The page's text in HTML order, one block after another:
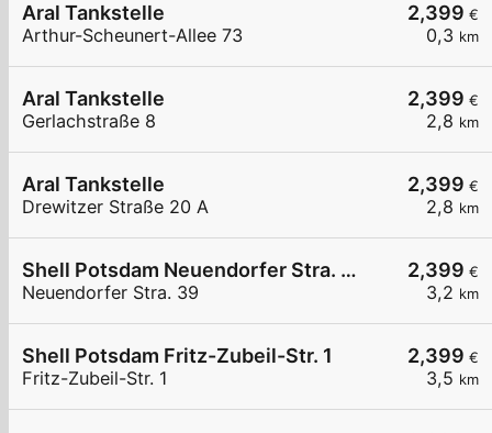
2,399 €
0,3 km
Aral Tankstelle
Arthur-Scheunert-Allee 73
2,399 €
2,8 km
Aral Tankstelle
Gerlachstraße 8
2,399 €
2,8 km
Aral Tankstelle
Drewitzer Straße 20 A
2,399 €
3,2 km
Shell Potsdam Neuendorfer Stra. 39
Neuendorfer Stra. 39
2,399 €
3,5 km
Shell Potsdam Fritz-Zubeil-Str. 1
Fritz-Zubeil-Str. 1